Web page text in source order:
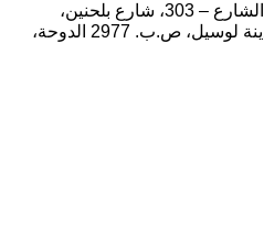
برج مارينا - رقم المبنى – 108، الشارع – 303، شارع بلحنين،
المنطقة – 69 منطقة مارينا، مدينة لوسيل، ص.ب. 2977 الدوحة،